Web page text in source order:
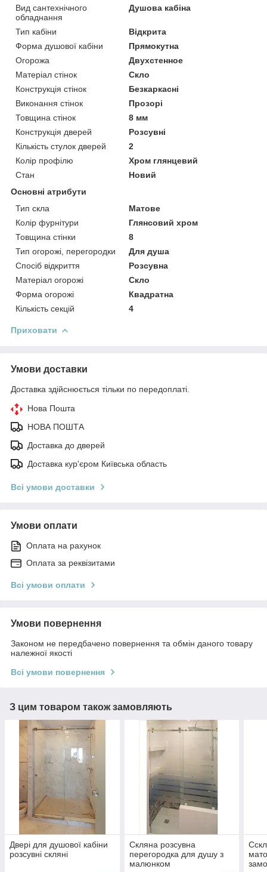
Вид сантехнічного
обладнання
Душова кабіна
Тип кабіни
Відкрита
Форма душової кабіни
Прямокутна
Огорожа
Двухстенное
Матеріал стінок
Скло
Конструкція стінок
Безкаркасні
Виконання стінок
Прозорі
Товщина стінок
8 мм
Конструкція дверей
Розсувні
Кількість стулок дверей
2
Колір профілю
Хром глянцевий
Стан
Новий
Основні атрибути
Тип скла
Матове
Колір фурнітури
Глянсовий хром
Товщина стінки
8
Тип огорожі, перегородки
Для душа
Спосіб відкриття
Розсувна
Матеріал огорожі
Скло
Форма огорожі
Квадратна
Кількість секцій
4
Приховати
Умови доставки
Доставка здійснюється тільки по передоплаті.
Нова Пошта
НОВА ПОШТА
Доставка до дверей
Доставка кур'єром Київська область
Всі умови доставки
Умови оплати
Оплата на рахунок
Оплата за реквізитами
Всі умови оплати
Умови повернення
Законом не передбачено повернення та обмін даного товару
належної якості
Всі умови повернення
З цим товаром також замовляють
Двері для душової кабіни
розсувні скляні
Скляна розсувна
перегородка для душу з
малюнком